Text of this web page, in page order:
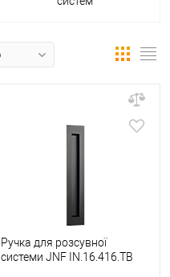
Ручка для розсувної
системи JNF IN.16.416.TB